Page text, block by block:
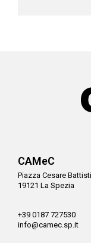
CAMeC
Piazza Cesare
19121 La Spezia
+39 0187 727530
info@camec.sp.it